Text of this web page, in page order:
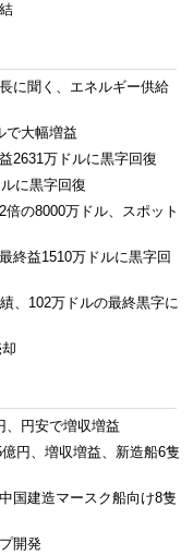
に聞く、エネルギー供給
で大幅増益
2631万ドルに黒字回復
に黒字回復
の8000万ドル、スポット
終益1510万ドルに黒字回
、102万ドルの最終黒字に
、円安で増収増益
円、増収増益、新造船6隻
国建造マースク船向け8隻
開発